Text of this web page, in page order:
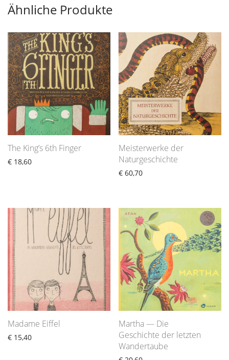
Ähnliche Produkte
The King’s 6th Finger
€ 18,60
Meisterwerke der
Naturgeschichte
€ 60,70
Madame Eiffel
€ 15,40
Martha — Die
Geschichte der letzten
Wandertaube